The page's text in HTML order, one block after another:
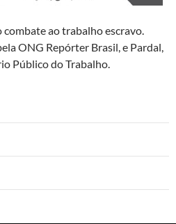
ao trabalho escravo.
ONG Repórter Brasil, e Pardal,
Público do Trabalho.